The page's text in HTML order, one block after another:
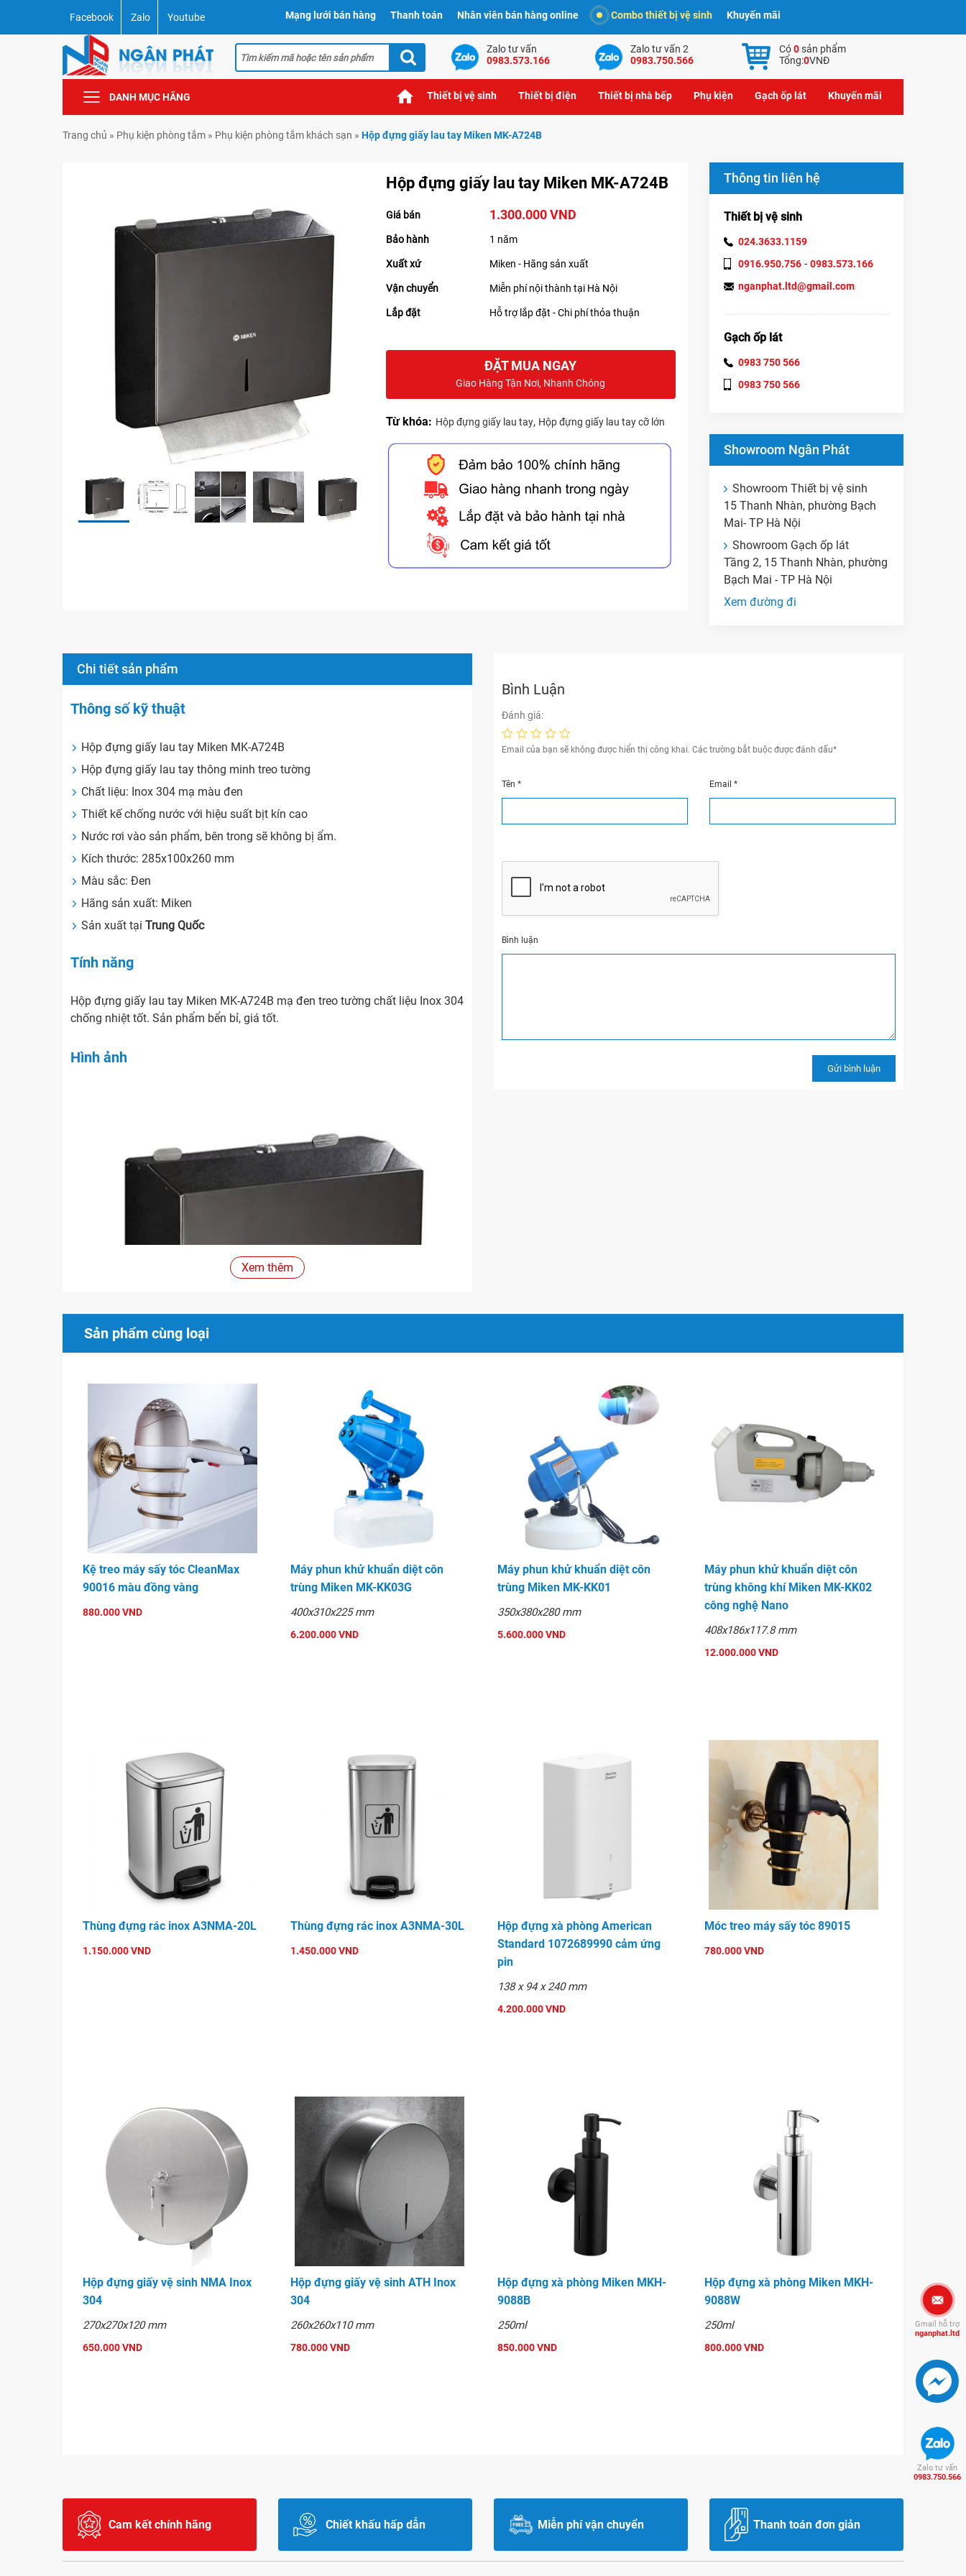
Facebook Zalo Youtube Mạng lưới bán hàng Thanh toán Nhân viên bán hàng online Combo thiết bị vệ sinh Khuyến mãi
Zalo tư vấn
0983.573.166
Zalo tư vấn 2
0983.750.566
Có0sản phẩm
Tổng:0VNĐ
DANH MỤC HÃNG Thiết bị vệ sinh Thiết bị điện Thiết bị nhà bếp Phụ kiện Gạch ốp lát Khuyến mãi
Trang chủ » Phụ kiện phòng tắm » Phụ kiện phòng tắm khách sạn » Hộp đựng giấy lau tay Miken MK-A724B
Hộp đựng giấy lau tay Miken MK-A724B
Giá bán 1.300.000 VND
Bảo hành 1 năm
Xuất xứ Miken - Hãng sản xuất
Vận chuyển Miễn phí nội thành tại Hà Nội
Lắp đặt Hỗ trợ lắp đặt - Chi phí thỏa thuận
ĐẶT MUA NGAY
Giao Hàng Tận Nơi, Nhanh Chóng
Từ khóa: Hộp đựng giấy lau tay, Hộp đựng giấy lau tay cỡ lớn
Thông tin liên hệ
Thiết bị vệ sinh
024.3633.1159
0916.950.756 - 0983.573.166
nganphat.ltd@gmail.com
Gạch ốp lát
0983 750 566
0983 750 566
Showroom Ngân Phát
Showroom Thiết bị vệ sinh
15 Thanh Nhàn, phường Bạch
Mai- TP Hà Nội
Showroom Gạch ốp lát
Tầng 2, 15 Thanh Nhàn, phường
Bạch Mai - TP Hà Nội
Xem đường đi
Chi tiết sản phẩm
Thông số kỹ thuật
Hộp đựng giấy lau tay Miken MK-A724B
Hộp đựng giấy lau tay thông minh treo tường
Chất liệu: Inox 304 mạ màu đen
Thiết kế chống nước với hiệu suất bịt kín cao
Nước rơi vào sản phẩm, bên trong sẽ không bị ẩm.
Kích thước: 285x100x260 mm
Màu sắc: Đen
Hãng sản xuất: Miken
Sản xuất tạiTrung Quốc
Tính năng
Hộp đựng giấy lau tay Miken MK-A724B mạ đen treo tường chất liệu Inox 304
chống nhiệt tốt. Sản phẩm bển bỉ, giá tốt.
Hình ảnh
Xem thêm
Bình Luận
Đánh giá:
Email của bạn sẽ không được hiển thị công khai. Các trường bắt buộc được đánh dấu*
Tên* Email *
Bình luận
Sản phẩm cùng loại
Kệ treo máy sấy tóc CleanMax
90016 màu đồng vàng
880.000 VND
Máy phun khử khuẩn diệt côn
trùng Miken MK-KK03G
400x310x225 mm
6.200.000 VND
Máy phun khử khuẩn diệt côn
trùng Miken MK-KK01
350x380x280 mm
5.600.000 VND
Máy phun khử khuẩn diệt côn
trùng không khí Miken MK-KK02
công nghệ Nano
408x186x117.8 mm
12.000.000 VND
Thùng đựng rác inox A3NMA-20L
1.150.000 VND
Thùng đựng rác inox A3NMA-30L
1.450.000 VND
Hộp đựng xà phòng American
Standard 1072689990 cảm ứng
pin
138 x 94 x 240 mm
4.200.000 VND
Móc treo máy sấy tóc 89015
780.000 VND
Hộp đựng giấy vệ sinh NMA Inox
304
270x270x120 mm
650.000 VND
Hộp đựng giấy vệ sinh ATH Inox
304
260x260x110 mm
780.000 VND
Hộp đựng xà phòng Miken MKH-
9088B
250ml
850.000 VND
Hộp đựng xà phòng Miken MKH-
9088W
250ml
800.000 VND
Cam kết chính hãng Chiết khấu hấp dẫn Miễn phí vận chuyển Thanh toán đơn giản
Gmail hỗ trợ
nganphat.ltd
Zalo tư vấn
0983.750.566